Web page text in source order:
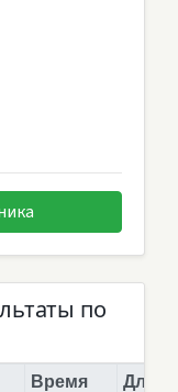
по
Время
Длина